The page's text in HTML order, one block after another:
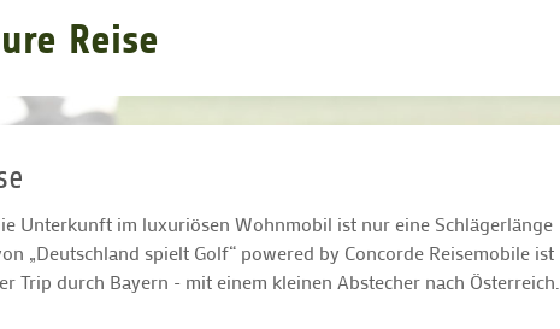
Reise
Unterkunft im luxuriösen Wohnmobil ist nur eine Schlägerlänge
„Deutschland spielt Golf“ powered by Concorde Reisemobile ist
Trip durch Bayern - mit einem kleinen Abstecher nach Österreich.